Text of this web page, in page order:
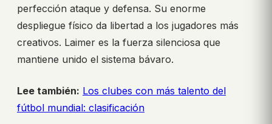
perfección ataque y defensa. Su enorme
despliegue físico da libertad a los jugadores más
creativos. Laimer es la fuerza silenciosa que
mantiene unido el sistema bávaro.
Lee también: Los clubes con más talento del
fútbol mundial: clasificación